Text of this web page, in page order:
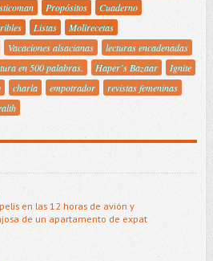
Propósitos
Cuaderno
Listas
Molirecetas
Vacaciones alsacianas
lecturas encadenadas
en 500 palabras. Haper´s Bazaar
Ignite
charla empotrador
revistas femeninas
en las 12 horas de avión y
de un apartamento de expat